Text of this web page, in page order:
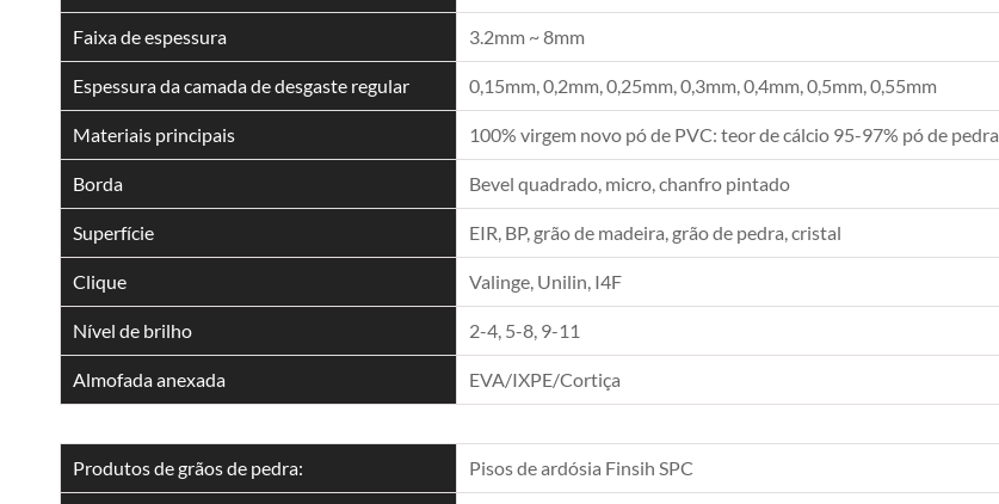
Faixa de espessura 3.2mm ~ 8mm
Espessura da camada de desgaste regular 0,15mm, 0,2mm, 0,25mm, 0,3mm, 0,4mm, 0,5mm, 0,55mm
Materiais principais 100% virgem novo pó de PVC: teor de cálcio 95-97% pó de pedra
Borda Bevel quadrado, micro, chanfro pintado
Superfície EIR, BP, grão de madeira, grão de pedra, cristal
Clique Valinge, Unilin, I4F
Nível de brilho 2-4, 5-8, 9-11
Almofada anexada EVA/IXPE/Cortiça
Produtos de grãos de pedra: Pisos de ardósia Finsih SPC